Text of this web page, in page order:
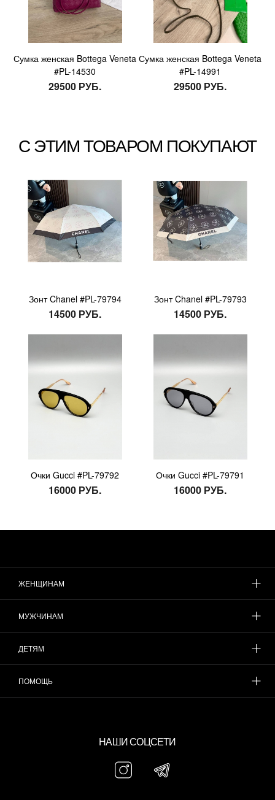
Сумка женская Bottega Veneta
#PL-14530
29500 РУБ.
Сумка женская Bottega Veneta
#PL-14991
29500 РУБ.
С ЭТИМ ТОВАРОМ ПОКУПАЮТ
Зонт Chanel #PL-79794
14500 РУБ.
Зонт Chanel #PL-79793
14500 РУБ.
Очки Gucci #PL-79792
16000 РУБ.
Очки Gucci #PL-79791
16000 РУБ.
ЖЕНЩИНАМ
МУЖЧИНАМ
ДЕТЯМ
ПОМОЩЬ
НАШИ СОЦСЕТИ